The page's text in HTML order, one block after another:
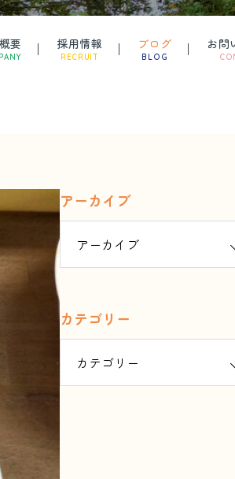
要 採用情報
RECRUIT
ブログ
BLOG
お問
アーカイブ
カテゴリー